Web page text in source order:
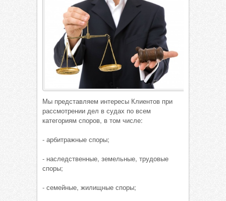
Мы представляем интересы Клиентов при
рассмотрении дел в судах по всем
категориям споров, в том числе:
- арбитражные споры;
- наследственные, земельные, трудовые
споры;
- семейные, жилищные споры;